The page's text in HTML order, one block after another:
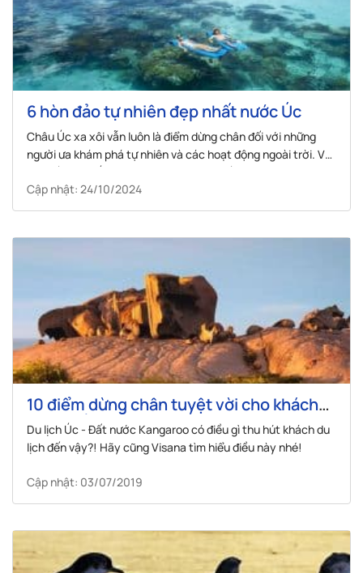
6 hòn đảo tự nhiên đẹp nhất nước Úc
Châu Úc xa xôi vẫn luôn là điểm dừng chân đối với những
người ưa khám phá tự nhiên và các hoạt động ngoài trời. Và
chuyến đi tới Úc sẽ thực sự phí phạm nếu như bạn chưa đặt
chân và check-in tại 6 hòn đảo này.
Cập nhật: 24/10/2024
10 điểm dừng chân tuyệt vời cho khách
du lịch Úc
Du lịch Úc - Đất nước Kangaroo có điều gì thu hút khách du
lịch đến vậy?! Hãy cũng Visana tìm hiểu điều này nhé!
Cập nhật: 03/07/2019